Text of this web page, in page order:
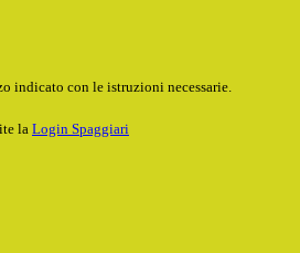
indicato con le istruzioni necessarie.
la Login Spaggiari